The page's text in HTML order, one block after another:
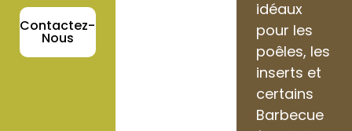
Contactez-
Nous
idéaux
pour les
poêles, les
inserts et
certains
Barbecue